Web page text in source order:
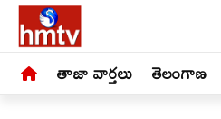
తాజా వార్తలు తెలంగాణ